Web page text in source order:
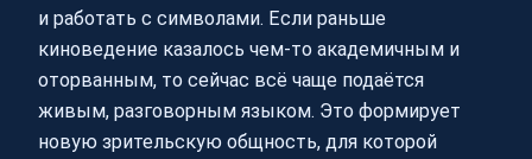
и работать с символами. Если раньше
киноведение казалось чем‑то академичным и
оторванным, то сейчас всё чаще подаётся
живым, разговорным языком. Это формирует
новую зрительскую общность, для которой